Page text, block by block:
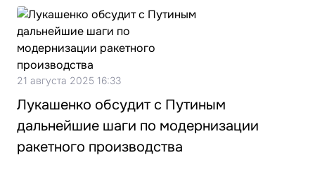
21 августа 2025 16:33
Лукашенко обсудит с Путиным
дальнейшие шаги по модернизации
ракетного производства